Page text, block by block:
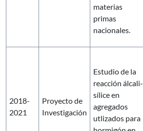
materias
primas
nacionales.
2018-
2021
Proyecto de
Investigación
Estudio de la
reacción álcali-
sílice en
agregados
utlizados para